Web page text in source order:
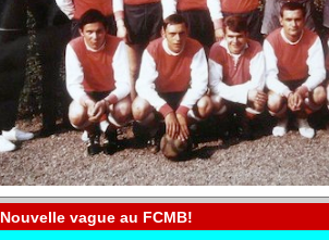
Nouvelle vague au FCMB!